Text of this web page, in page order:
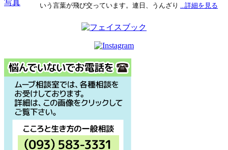
いう言葉が飛び交っています。連日、うんざり ...詳細を見る